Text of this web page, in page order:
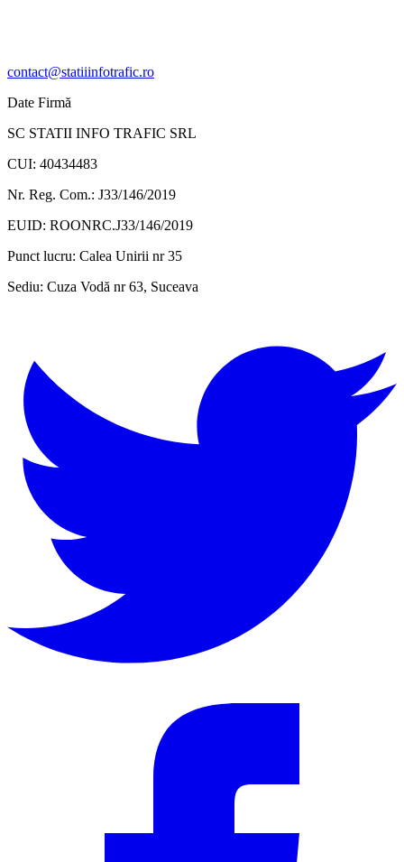
contact@statiiinfotrafic.ro
Date Firmă
SC STATII INFO TRAFIC SRL
CUI: 40434483
Nr. Reg. Com.: J33/146/2019
EUID: ROONRC.J33/146/2019
Punct lucru: Calea Unirii nr 35
Sediu: Cuza Vodă nr 63, Suceava